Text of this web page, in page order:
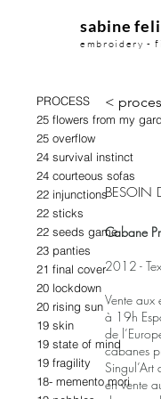
PROCESS
25 flowers from my
25 overflow
24 survival instinct
24 courteous sofas
22 injunctions
22 sticks
22 seeds game
23 panties
21 final cover
20 lockdown
20 rising sun
19 skin
19 state of mind
19 fragility
18- memento mori
embroidery -
sabine
<
BESOIN
Cabane
2012 -
Vente aux
à 19h
de
cabanes
en vente